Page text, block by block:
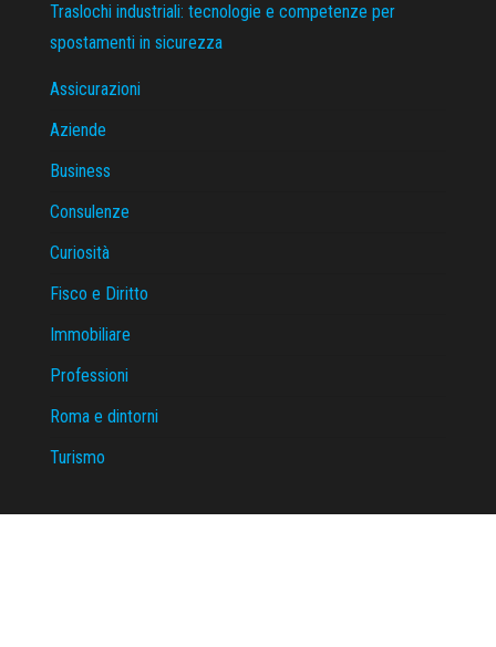
Traslochi industriali: tecnologie e competenze per
spostamenti in sicurezza
Assicurazioni
Aziende
Business
Consulenze
Curiosità
Fisco e Diritto
Immobiliare
Professioni
Roma e dintorni
Turismo